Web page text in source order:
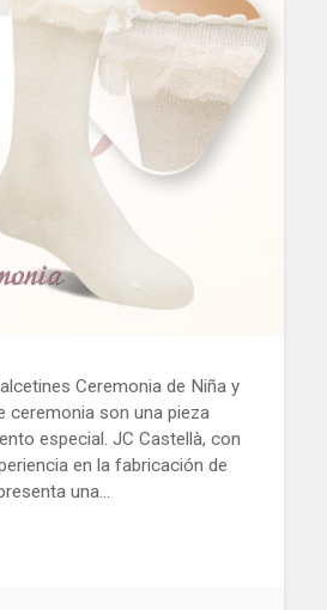
Ceremonia de Niña y
ceremonia son una pieza
especial. JC Castellà, con
en la fabricación de
una…